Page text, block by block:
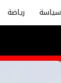
سياسة رياضة